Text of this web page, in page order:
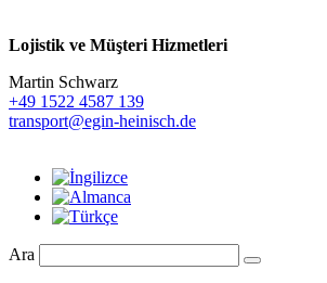
Lojistik ve Müşteri Hizmetleri
Martin Schwarz
+49 1522 4587 139
transport@egin-heinisch.de
Ara